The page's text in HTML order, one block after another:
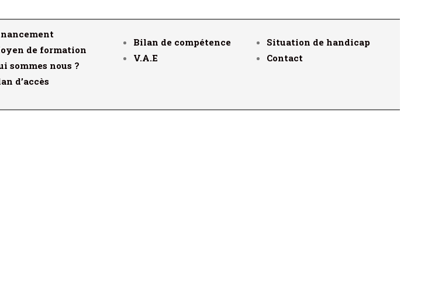
de formation
sommes nous ?
d’accès
Bilan de compétence
V.A.E
Situation de handicap
Contact